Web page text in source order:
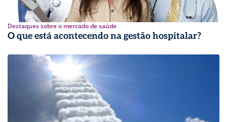
Destaques sobre o mercado de saúde
O que está acontecendo na gestão hospitalar?